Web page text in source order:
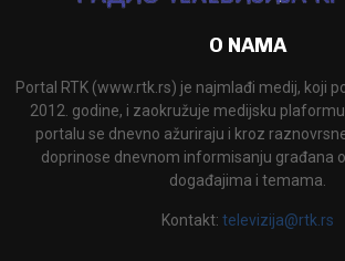
O NAMA
Portal RTK (www.rtk.rs) je najmlađi medij, koji
2012. godine, i zaokružuje medijsku
portalu se dnevno ažuriraju i kroz
doprinose dnevnom informisanju građana
događajima i temama.
Kontakt: televizija@rtk.rs